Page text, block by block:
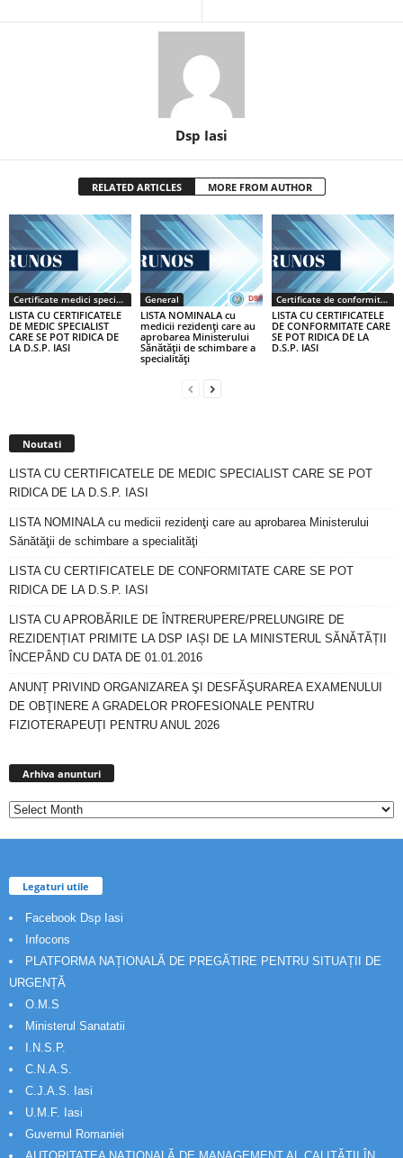
Dsp Iasi
RELATED ARTICLES MORE FROM AUTHOR
Certificate medici specialiști / primari
LISTA CU CERTIFICATELE
DE MEDIC SPECIALIST
CARE SE POT RIDICA DE
LA D.S.P. IASI
General
LISTA NOMINALA cu
medicii rezidenţi care au
aprobarea Ministerului
Sănătăţii de schimbare a
specialităţi
Certificate de conformitate
LISTA CU CERTIFICATELE
DE CONFORMITATE CARE
SE POT RIDICA DE LA
D.S.P. IASI
Noutati
LISTA CU CERTIFICATELE DE MEDIC SPECIALIST CARE SE POT
RIDICA DE LA D.S.P. IASI
LISTA NOMINALA cu medicii rezidenţi care au aprobarea Ministerului
Sănătăţii de schimbare a specialităţi
LISTA CU CERTIFICATELE DE CONFORMITATE CARE SE POT
RIDICA DE LA D.S.P. IASI
LISTA CU APROBĂRILE DE ÎNTRERUPERE/PRELUNGIRE DE
REZIDENȚIAT PRIMITE LA DSP IAȘI DE LA MINISTERUL SĂNĂTĂȚII
ÎNCEPÂND CU DATA DE 01.01.2016
ANUNȚ PRIVIND ORGANIZAREA ŞI DESFĂŞURAREA EXAMENULUI
DE OBŢINERE A GRADELOR PROFESIONALE PENTRU
FIZIOTERAPEUŢI PENTRU ANUL 2026
Arhiva anunturi
Legaturi utile
Facebook Dsp Iasi
Infocons
PLATFORMA NAȚIONALĂ DE PREGĂTIRE PENTRU SITUAȚII DE
URGENȚĂ
O.M.S
Ministerul Sanatatii
I.N.S.P.
C.N.A.S.
C.J.A.S. Iasi
U.M.F. Iasi
Guvernul Romaniei